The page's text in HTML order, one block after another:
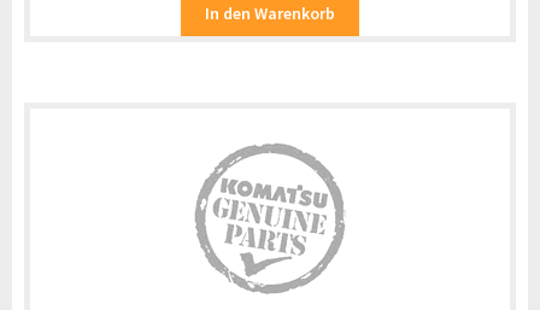
In den Warenkorb